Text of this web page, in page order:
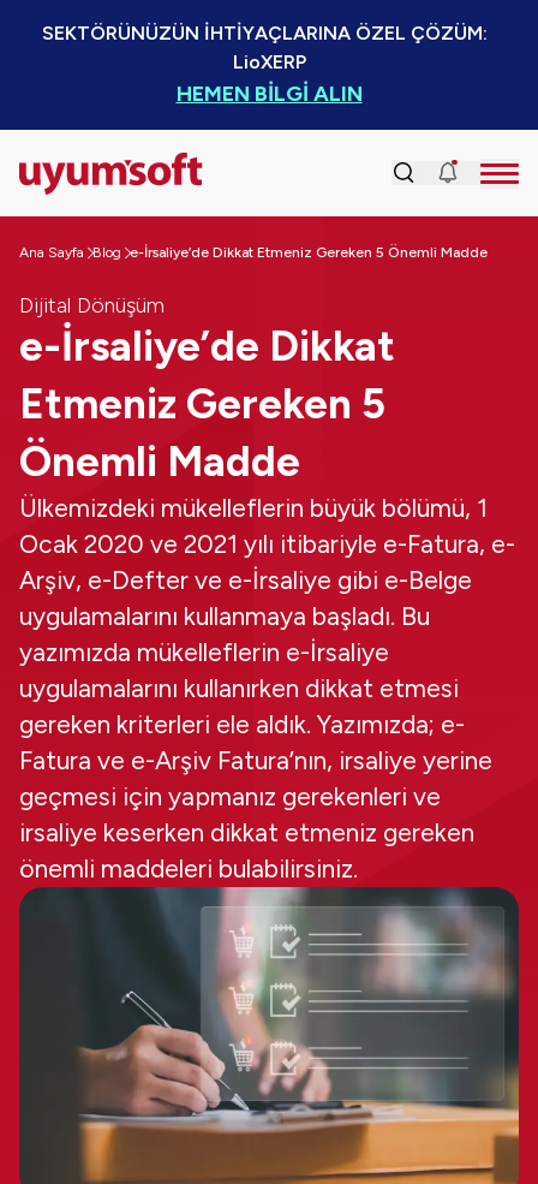
SEKTÖRÜNÜZÜN İHTİYAÇLARINA ÖZEL ÇÖZÜM:
LioXERP
HEMEN BİLGİ ALIN
Ana Sayfa Blog e-İrsaliye’de Dikkat Etmeniz Gereken 5 Önemli Madde
Dijital Dönüşüm
e-İrsaliye’de Dikkat
Etmeniz Gereken 5
Önemli Madde
Ülkemizdeki mükelleflerin büyük bölümü, 1
Ocak 2020 ve 2021 yılı itibariyle e-Fatura, e-
Arşiv, e-Defter ve e-İrsaliye gibi e-Belge
uygulamalarını kullanmaya başladı. Bu
yazımızda mükelleflerin e-İrsaliye
uygulamalarını kullanırken dikkat etmesi
gereken kriterleri ele aldık. Yazımızda; e-
Fatura ve e-Arşiv Fatura’nın, irsaliye yerine
geçmesi için yapmanız gerekenleri ve
irsaliye keserken dikkat etmeniz gereken
önemli maddeleri bulabilirsiniz.